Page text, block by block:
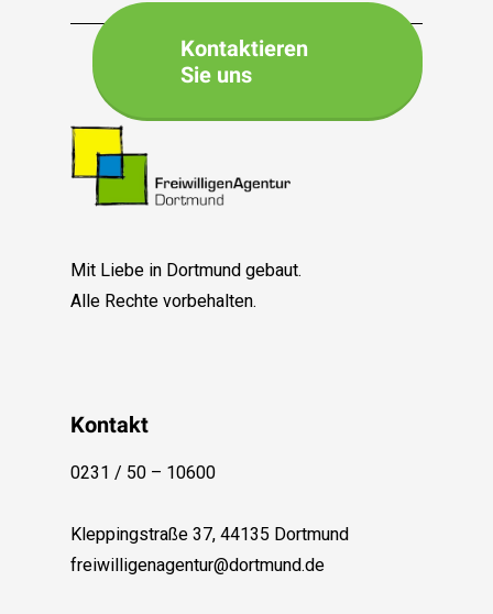
Kontaktieren
Sie uns
Mit Liebe in Dortmund gebaut.
Alle Rechte vorbehalten.
Kontakt
0231 / 50 – 10600
Kleppingstraße 37, 44135 Dortmund
freiwilligenagentur@dortmund.de